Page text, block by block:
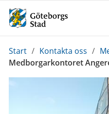
Du
är
Start / Kontakta oss /
Medborgarkontoret